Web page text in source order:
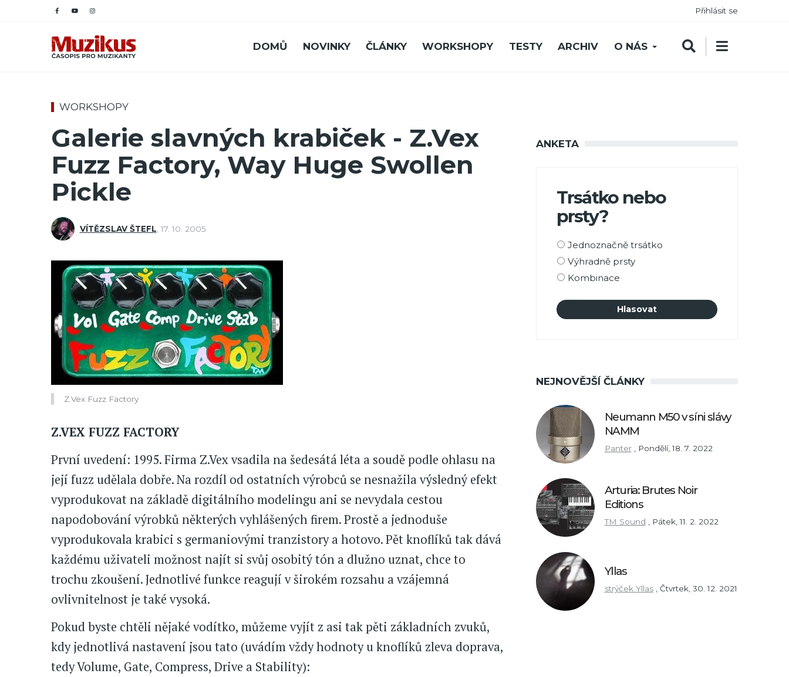
Přihlásit se
DOMŮ NOVINKY ČLÁNKY WORKSHOPY TESTY ARCHIV O NÁS
WORKSHOPY
Galerie slavných krabiček - Z.Vex
Fuzz Factory, Way Huge Swollen
Pickle
VÍTĚZSLAV ŠTEFL 17. 10. 2005
Z.Vex Fuzz Factory
Z.VEX FUZZ FACTORY
První uvedení: 1995. Firma Z.Vex vsadila na šedesátá léta a soudě podle ohlasu na
její fuzz udělala dobře. Na rozdíl od ostatních výrobců se nesnažila výsledný efekt
vyprodukovat na základě digitálního modelingu ani se nevydala cestou
napodobování výrobků některých vyhlášených firem. Prostě a jednoduše
vyprodukovala krabici s germaniovými tranzistory a hotovo. Pět knoflíků tak dává
každému uživateli možnost najít si svůj osobitý tón a dlužno uznat, chce to
trochu zkoušení. Jednotlivé funkce reagují v širokém rozsahu a vzájemná
ovlivnitelnost je také vysoká.
Pokud byste chtěli nějaké vodítko, můžeme vyjít z asi tak pěti základních zvuků,
kdy jednotlivá nastavení jsou tato (uvádím vždy hodnoty u knoflíků zleva doprava,
tedy Volume, Gate, Compress, Drive a Stability):
ANKETA
Trsátko nebo
prsty?
Možnosti
výběru
Jednoznačně trsátko
Výhradně prsty
Kombinace
NEJNOVĚJŠÍ ČLÁNKY
Neumann M50 v síni slávy
NAMM
Panter Pondělí, 18. 7. 2022
Arturia: Brutes Noir
Editions
TM Sound , Pátek, 11. 2. 2022
Yllas
strýček Yllas Čtvrtek, 30. 12. 2021